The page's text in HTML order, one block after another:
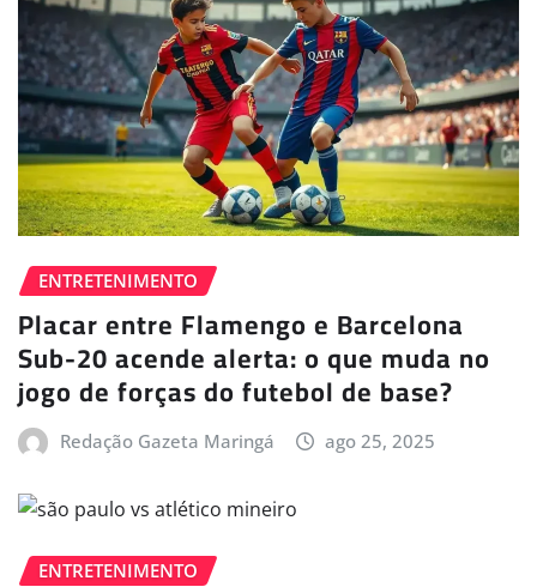
ENTRETENIMENTO
Placar entre Flamengo e Barcelona
Sub-20 acende alerta: o que muda no
jogo de forças do futebol de base?
Redação Gazeta Maringá ago 25, 2025
ENTRETENIMENTO